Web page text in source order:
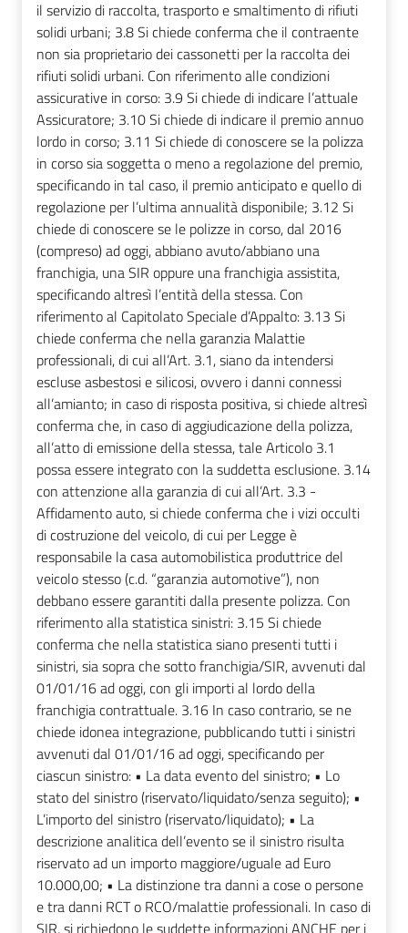
il servizio di raccolta, trasporto e smaltimento di rifiuti
solidi urbani; 3.8 Si chiede conferma che il contraente
non sia proprietario dei cassonetti per la raccolta dei
rifiuti solidi urbani. Con riferimento alle condizioni
assicurative in corso: 3.9 Si chiede di indicare l’attuale
Assicuratore; 3.10 Si chiede di indicare il premio annuo
lordo in corso; 3.11 Si chiede di conoscere se la polizza
in corso sia soggetta o meno a regolazione del premio,
specificando in tal caso, il premio anticipato e quello di
regolazione per l’ultima annualità disponibile; 3.12 Si
chiede di conoscere se le polizze in corso, dal 2016
(compreso) ad oggi, abbiano avuto/abbiano una
franchigia, una SIR oppure una franchigia assistita,
specificando altresì l’entità della stessa. Con
riferimento al Capitolato Speciale d’Appalto: 3.13 Si
chiede conferma che nella garanzia Malattie
professionali, di cui all’Art. 3.1, siano da intendersi
escluse asbestosi e silicosi, ovvero i danni connessi
all’amianto; in caso di risposta positiva, si chiede altresì
conferma che, in caso di aggiudicazione della polizza,
all’atto di emissione della stessa, tale Articolo 3.1
possa essere integrato con la suddetta esclusione. 3.14
con attenzione alla garanzia di cui all’Art. 3.3 -
Affidamento auto, si chiede conferma che i vizi occulti
di costruzione del veicolo, di cui per Legge è
responsabile la casa automobilistica produttrice del
veicolo stesso (c.d. “garanzia automotive”), non
debbano essere garantiti dalla presente polizza. Con
riferimento alla statistica sinistri: 3.15 Si chiede
conferma che nella statistica siano presenti tutti i
sinistri, sia sopra che sotto franchigia/SIR, avvenuti dal
01/01/16 ad oggi, con gli importi al lordo della
franchigia contrattuale. 3.16 In caso contrario, se ne
chiede idonea integrazione, pubblicando tutti i sinistri
avvenuti dal 01/01/16 ad oggi, specificando per
ciascun sinistro: • La data evento del sinistro; • Lo
stato del sinistro (riservato/liquidato/senza seguito); •
L’importo del sinistro (riservato/liquidato); • La
descrizione analitica dell’evento se il sinistro risulta
riservato ad un importo maggiore/uguale ad Euro
10.000,00; • La distinzione tra danni a cose o persone
e tra danni RCT o RCO/malattie professionali. In caso di
SIR, si richiedono le suddette informazioni ANCHE per i